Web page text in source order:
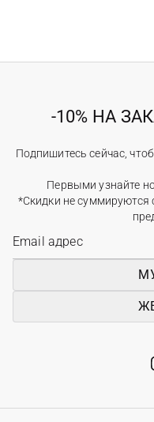
-10% НА
Подпишитесь сейчас,
Первыми узнайте
*Скидки не суммируются